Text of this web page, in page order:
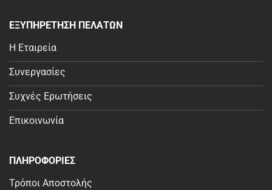
ΕΞΥΠΗΡΕΤΗΣΗ ΠΕΛΑΤΩΝ
Η Εταιρεία
Συνεργασίες
Συχνές Ερωτήσεις
Επικοινωνία
ΠΛΗΡΟΦΟΡΙΕΣ
Τρόποι Αποστολής